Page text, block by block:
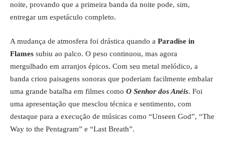
noite, provando que a primeira banda da noite pode, sim,
entregar um espetáculo completo.
A mudança de atmosfera foi drástica quando a Paradise in
Flames subiu ao palco. O peso continuou, mas agora
mergulhado em arranjos épicos. Com seu metal melódico, a
banda criou paisagens sonoras que poderiam facilmente embalar
uma grande batalha em filmes como O Senhor dos Anéis. Foi
uma apresentação que mesclou técnica e sentimento, com
destaque para a execução de músicas como “Unseen God”, “The
Way to the Pentagram” e “Last Breath”.